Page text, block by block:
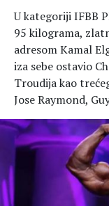
U kategoriji IFBB
95 kilograma,
adresom Kamal
iza sebe ostavio
Troudija kao
Jose Raymond,